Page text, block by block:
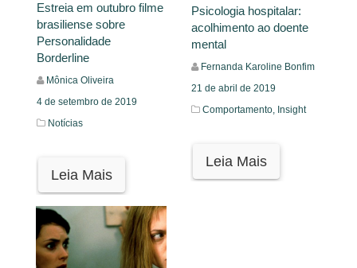
Estreia em outubro filme
brasiliense sobre
Personalidade
Borderline
Mônica Oliveira
4 de setembro de 2019
Notícias
Leia Mais
Psicologia hospitalar:
acolhimento ao doente
mental
Fernanda Karoline Bonfim
21 de abril de 2019
Comportamento, Insight
Leia Mais